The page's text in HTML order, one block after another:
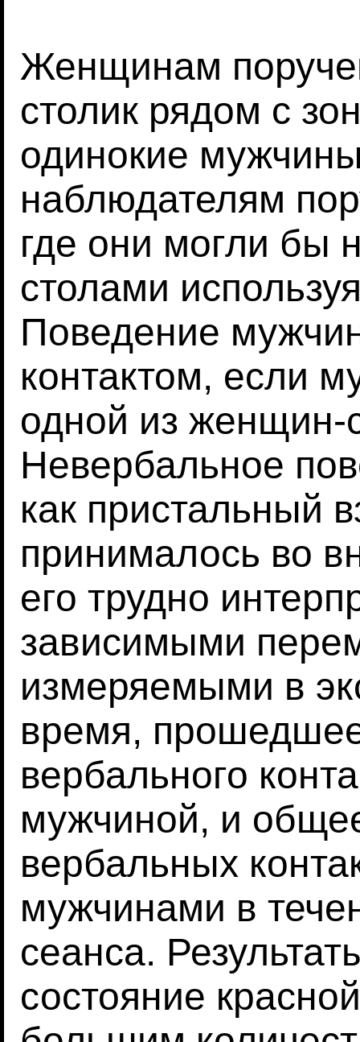
Женщинам
столик рядом с
одинокие
наблюдателям
где они могли бы
столами
Поведение
контактом, если
одной из
Невербальное
как пристальный
принималось во
его трудно
зависимыми
измеряемыми в
время,
вербального
мужчиной, и
вербальных
мужчинами в
сеанса.
состояние